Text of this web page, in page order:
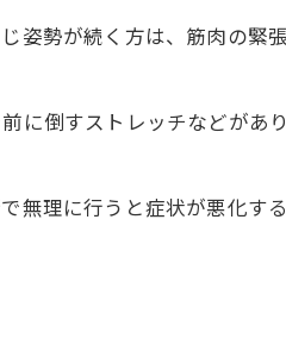
姿勢が続く方は、筋肉の緊
に倒すストレッチなどがあ
無理に行うと症状が悪化す